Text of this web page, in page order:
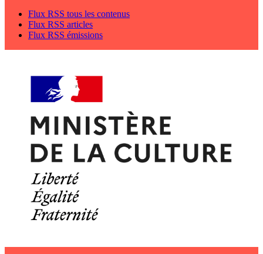
Flux RSS tous les contenus
Flux RSS articles
Flux RSS émissions